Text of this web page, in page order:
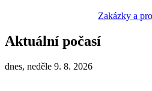
Zakázky a
Aktuální počasí
dnes, neděle 9. 8. 2026